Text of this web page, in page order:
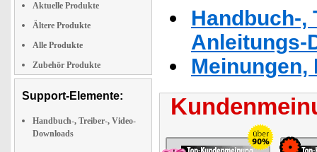
Aktuelle Produkte
Ältere Produkte
Alle Produkte
Zubehör Produkte
Support-Elemente:
Handbuch-, Treiber-, Video-
Downloads
Handbuch-,
Anleitungs-